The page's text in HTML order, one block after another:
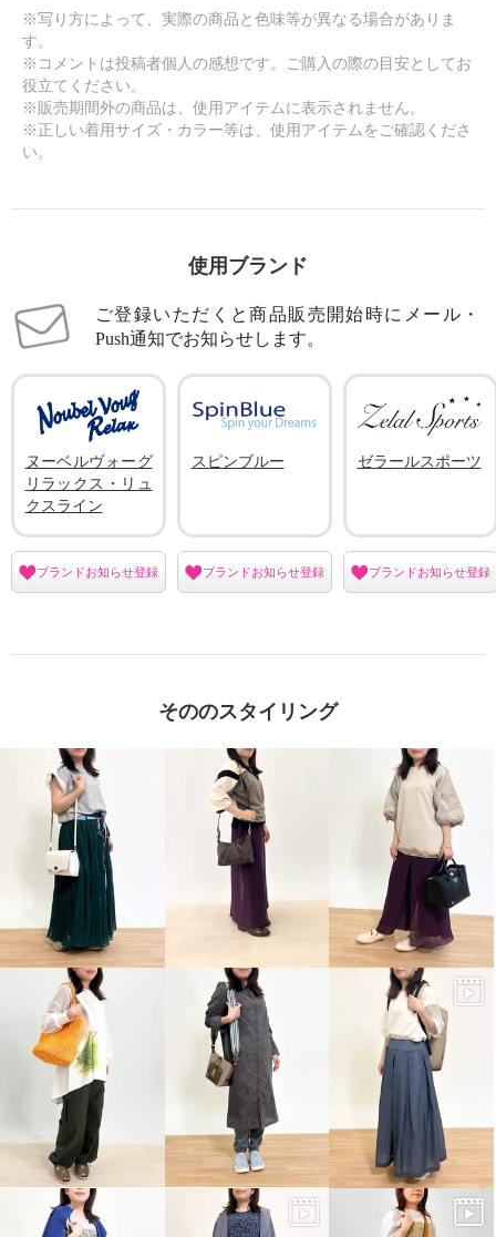
※写り方によって、実際の商品と色味等が異なる場合がありま
す。
※コメントは投稿者個人の感想です。ご購入の際の目安としてお
役立てください。
※販売期間外の商品は、使用アイテムに表示されません。
※正しい着用サイズ・カラー等は、使用アイテムをご確認くださ
い。
使用ブランド
ご登録いただくと商品販売開始時にメール・
Push通知でお知らせします。
ヌーベルヴォーグ
リラックス・リュ
クスライン
ブランドお知らせ登録
スピンブルー
ブランドお知らせ登録
ゼラールスポーツ
ブランドお知らせ登録
そののスタイリング